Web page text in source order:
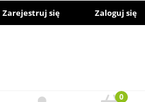
Zarejestruj się Zaloguj się